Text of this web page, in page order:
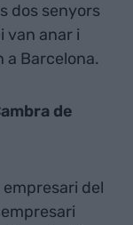
dos senyors
van anar i
a Barcelona.
de
del